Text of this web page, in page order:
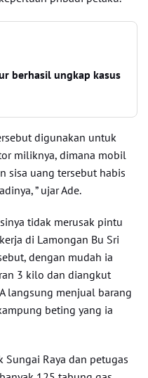
berhasil ungkap kasus
digunakan untuk
miliknya, dimana mobil
sisa uang tersebut habis
” ujar Ade.
tidak merusak pintu
di Lamongan Bu Sri
dengan mudah ia
3 kilo dan diangkut
langsung menjual barang
beting yang ia
Sungai Raya dan petugas